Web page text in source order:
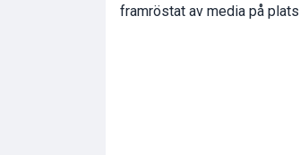
framröstat av media på